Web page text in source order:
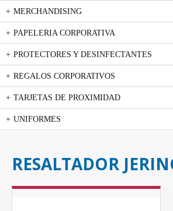
MERCHANDISING
PAPELERIA CORPORATIVA
PROTECTORES Y DESINFECTANTES
REGALOS CORPORATIVOS
TARJETAS DE PROXIMIDAD
UNIFORMES
RESALTADOR